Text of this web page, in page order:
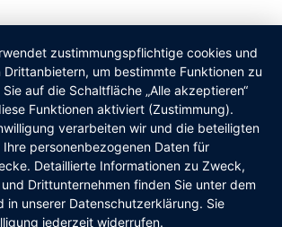
zustimmungspflichtige cookies und
Drittanbietern, um bestimmte Funktionen zu
auf die Schaltfläche „Alle akzeptieren“
Funktionen aktiviert (Zustimmung).
verarbeiten wir und die beteiligten
personenbezogenen Daten für
Detaillierte Informationen zu Zweck,
Drittunternehmen finden Sie unter dem
in unserer Datenschutzerklärung. Sie
jederzeit widerrufen.